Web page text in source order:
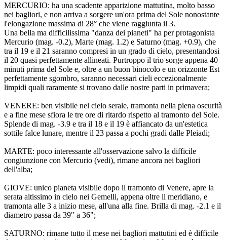
MERCURIO: ha una scadente apparizione mattutina, molto basso
nei bagliori, e non arriva a sorgere un'ora prima del Sole nonostante
l'elongazione massima di 28° che viene raggiunta il 3.
Una bella ma difficilissima "danza dei pianeti" ha per protagonista
Mercurio (mag. -0.2), Marte (mag. 1.2) e Saturno (mag. +0.9), che
tra il 19 e il 21 saranno compresi in un grado di cielo, presentandosi
il 20 quasi perfettamente allineati. Purtroppo il trio sorge appena 40
minuti prima del Sole e, oltre a un buon binocolo e un orizzonte Est
perfettamente sgombro, saranno necessari cieli eccezionalmente
limpidi quali raramente si trovano dalle nostre parti in primavera;
VENERE: ben visibile nel cielo serale, tramonta nella piena oscurità
e a fine mese sfiora le tre ore di ritardo rispetto al tramonto del Sole.
Splende di mag. -3.9 e tra il 18 e il 19 è affiancato da un'estetica
sottile falce lunare, mentre il 23 passa a pochi gradi dalle Pleiadi;
MARTE: poco interessante all'osservazione salvo la difficile
congiunzione con Mercurio (vedi), rimane ancora nei bagliori
dell'alba;
GIOVE: unico pianeta visibile dopo il tramonto di Venere, apre la
serata altissimo in cielo nei Gemelli, appena oltre il meridiano, e
tramonta alle 3 a inizio mese, all'una alla fine. Brilla di mag. -2.1 e il
diametro passa da 39" a 36";
SATURNO: rimane tutto il mese nei bagliori mattutini ed è difficile